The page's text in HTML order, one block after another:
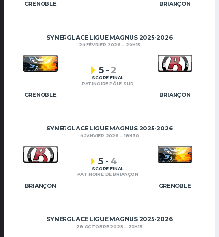
GRENOBLE BRIANÇON
SYNERGLACE LIGUE MAGNUS 2025-2026
24 FÉVRIER 2026 20H15
GRENOBLE BRIANÇON
5 - 2
SCORE FINAL
PATINOIRE PÔLE SUD
SYNERGLACE LIGUE MAGNUS 2025-2026
4 JANVIER 2026 18H30
BRIANÇON GRENOBLE
5 - 4
SCORE FINAL
PATINOIRE DE BRIANÇON
SYNERGLACE LIGUE MAGNUS 2025-2026
28 OCTOBRE 2025 20H15